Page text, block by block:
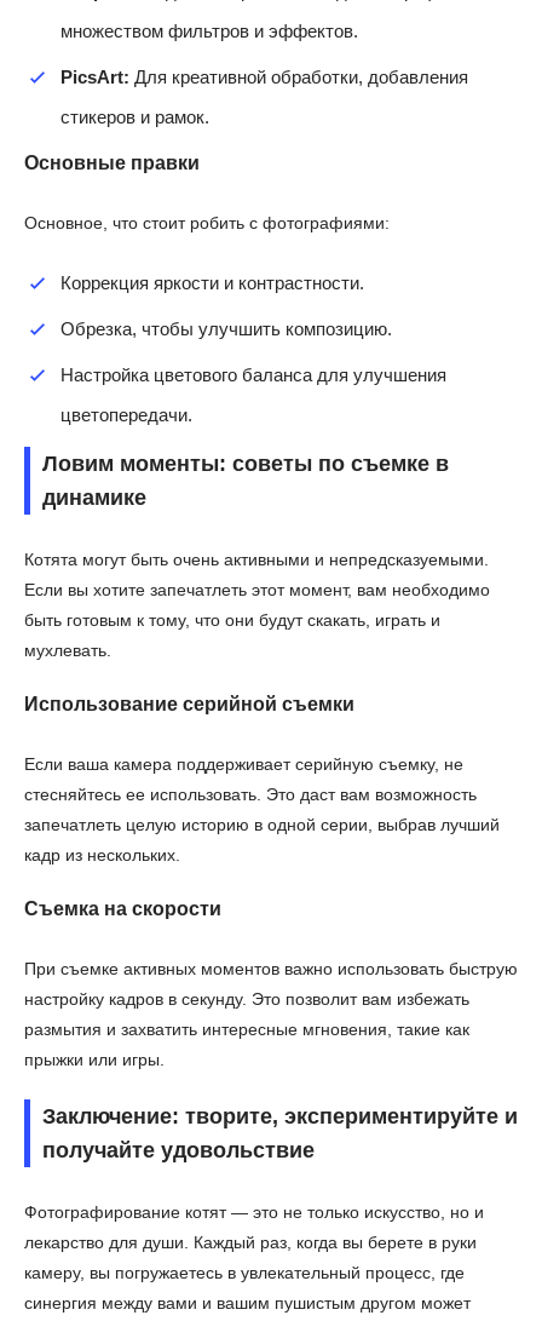
множеством фильтров и эффектов.
PicsArt: Для креативной обработки, добавления
стикеров и рамок.
Основные правки
Основное, что стоит робить с фотографиями:
Коррекция яркости и контрастности.
Обрезка, чтобы улучшить композицию.
Настройка цветового баланса для улучшения
цветопередачи.
Ловим моменты: советы по съемке в
динамике
Котята могут быть очень активными и непредсказуемыми.
Если вы хотите запечатлеть этот момент, вам необходимо
быть готовым к тому, что они будут скакать, играть и
мухлевать.
Использование серийной съемки
Если ваша камера поддерживает серийную съемку, не
стесняйтесь ее использовать. Это даст вам возможность
запечатлеть целую историю в одной серии, выбрав лучший
кадр из нескольких.
Съемка на скорости
При съемке активных моментов важно использовать быструю
настройку кадров в секунду. Это позволит вам избежать
размытия и захватить интересные мгновения, такие как
прыжки или игры.
Заключение: творите, экспериментируйте и
получайте удовольствие
Фотографирование котят — это не только искусство, но и
лекарство для души. Каждый раз, когда вы берете в руки
камеру, вы погружаетесь в увлекательный процесс, где
синергия между вами и вашим пушистым другом может